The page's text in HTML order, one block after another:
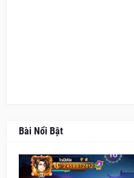
Bài Nổi Bật